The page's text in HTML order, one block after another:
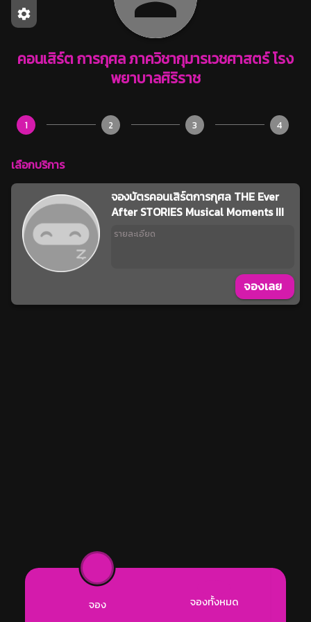
คอนเสิร์ต การกุศล ภาควิชากุมารเวชศาสตร์ โรง
พยาบาลศิริราช
1 2 3 4
เลือกบริการ
จองบัตรคอนเสิร์ตการกุศล THE Ever
After STORIES Musical Moments III
รายละเอียด
จองเลย
จอง จองทั้งหมด